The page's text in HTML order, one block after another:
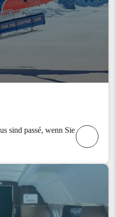
sind passé, wenn Sie